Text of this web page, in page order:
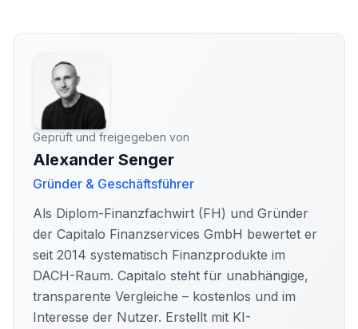
Geprüft und freigegeben von
Alexander Senger
Gründer & Geschäftsführer
Als Diplom-Finanzfachwirt (FH) und Gründer
der Capitalo Finanzservices GmbH bewertet er
seit 2014 systematisch Finanzprodukte im
DACH-Raum. Capitalo steht für unabhängige,
transparente Vergleiche – kostenlos und im
Interesse der Nutzer. Erstellt mit KI-